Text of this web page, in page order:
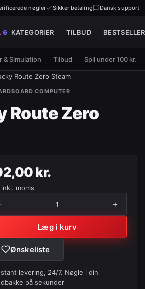
nøgler Sikker betaling Dansk support
6 KATEGORIER TILBUD
& Simulation Tilbud Spil under 100 kr.
Route Zero Steam
COMPUTER
Route Zero
kr.
inkl. moms
1 +
Læg i kurv
Ønskeliste
levering, 24/7. Nøgle i din
på sekunder